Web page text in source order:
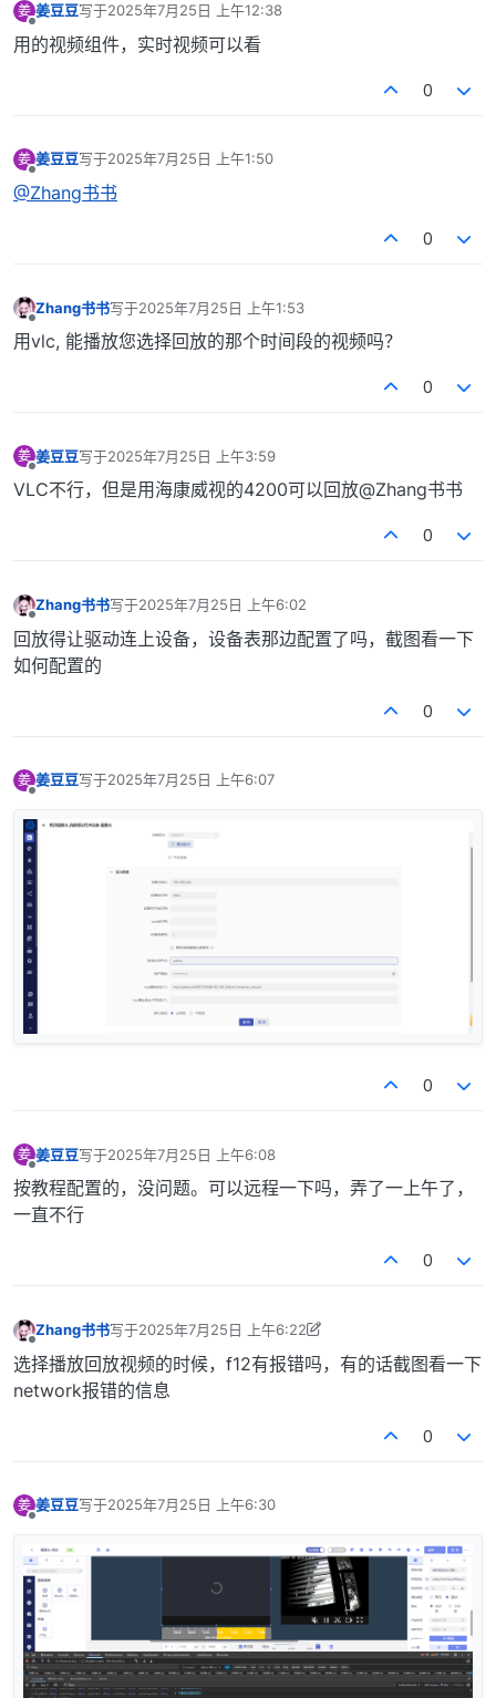
姜 姜豆豆写于2025年7月25日 上午12:38
最后由 编辑
用的视频组件，实时视频可以看
0
姜 姜豆豆写于2025年7月25日 上午1:50
最后由 编辑
@Zhang书书
0
Zhang书书写于2025年7月25日 上午1:53
最后由 编辑
用vlc, 能播放您选择回放的那个时间段的视频吗？
0
姜 姜豆豆写于2025年7月25日 上午3:59
最后由 编辑
VLC不行，但是用海康威视的4200可以回放@Zhang书书
0
Zhang书书写于2025年7月25日 上午6:02
最后由 编辑
回放得让驱动连上设备，设备表那边配置了吗，截图看一下
如何配置的
0
姜 姜豆豆写于2025年7月25日 上午6:07
最后由 编辑
0
姜 姜豆豆写于2025年7月25日 上午6:08
最后由 编辑
按教程配置的，没问题。可以远程一下吗，弄了一上午了，
一直不行
0
Zhang书书写于2025年7月25日 上午6:22
最后由 Zhang书书 编辑 2025年7月25日 下午2:22
选择播放回放视频的时候，f12有报错吗，有的话截图看一下
network报错的信息
0
姜
离线
姜豆豆写于2025年7月25日 上午6:30
最后由 编辑